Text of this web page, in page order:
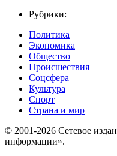
Рубрики:
Политика
Экономика
Общество
Происшествия
Соцсфера
Культура
Спорт
Страна и мир
© 2001-2026 Сетевое
информации».